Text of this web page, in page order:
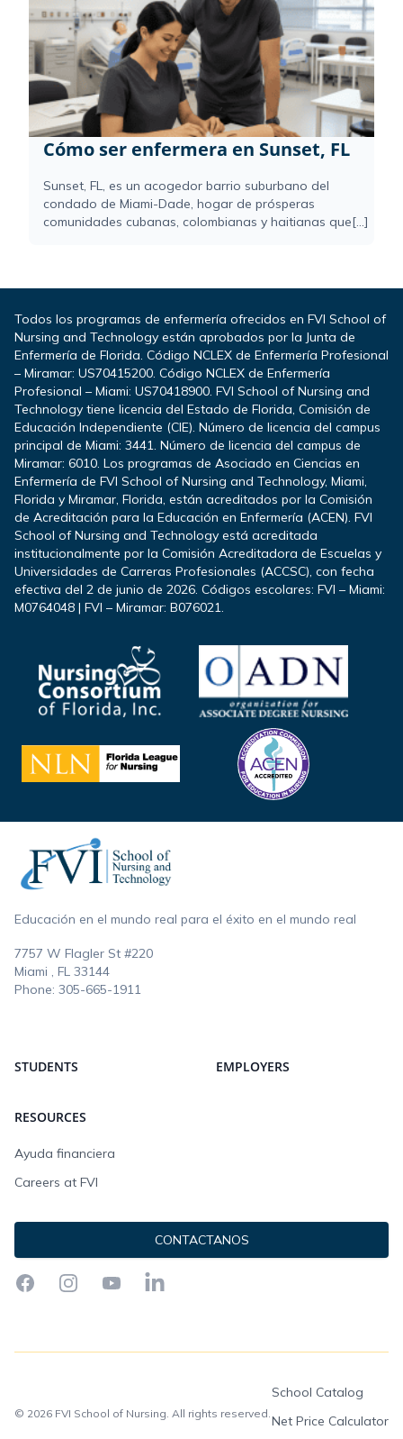
Cómo ser enfermera en Sunset, FL
Sunset, FL, es un acogedor barrio suburbano del
condado de Miami-Dade, hogar de prósperas
comunidades cubanas, colombianas y haitianas que[...]
Todos los programas de enfermería ofrecidos en FVI School of
Nursing and Technology están aprobados por la Junta de
Enfermería de Florida. Código NCLEX de Enfermería Profesional
– Miramar: US70415200. Código NCLEX de Enfermería
Profesional – Miami: US70418900. FVI School of Nursing and
Technology tiene licencia del Estado de Florida, Comisión de
Educación Independiente (CIE). Número de licencia del campus
principal de Miami: 3441. Número de licencia del campus de
Miramar: 6010. Los programas de Asociado en Ciencias en
Enfermería de FVI School of Nursing and Technology, Miami,
Florida y Miramar, Florida, están acreditados por la Comisión
de Acreditación para la Educación en Enfermería (ACEN). FVI
School of Nursing and Technology está acreditada
institucionalmente por la Comisión Acreditadora de Escuelas y
Universidades de Carreras Profesionales (ACCSC), con fecha
efectiva del 2 de junio de 2026. Códigos escolares: FVI – Miami:
M0764048 | FVI – Miramar: B076021.
Educación en el mundo real para el éxito en el mundo real
7757 W Flagler St #220
Miami , FL 33144
Phone: 305-665-1911
STUDENTS EMPLOYERS
RESOURCES
Ayuda financiera
Careers at FVI
CONTACTANOS
FacebookInstagramYouTubeLinkedIn
© 2026 FVI School of Nursing. All rights reserved.
School Catalog
Net Price Calculator